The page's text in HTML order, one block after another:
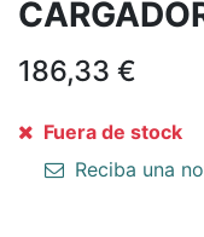
186,33 €
Fuera de stock
Reciba una